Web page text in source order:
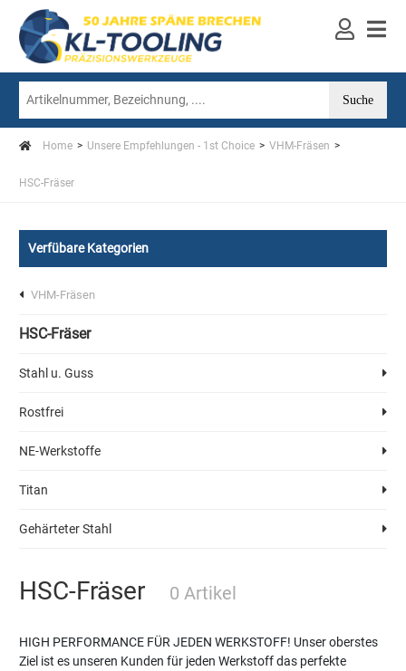
Home Unsere Empfehlungen - 1st Choice VHM-Fräsen
HSC-Fräser
Verfübare Kategorien
VHM-Fräsen
HSC-Fräser
Stahl u. Guss
Rostfrei
NE-Werkstoffe
Titan
Gehärteter Stahl
HSC-Fräser 0 Artikel
HIGH PERFORMANCE FÜR JEDEN WERKSTOFF! Unser oberstes
Ziel ist es unseren Kunden für jeden Werkstoff das perfekte